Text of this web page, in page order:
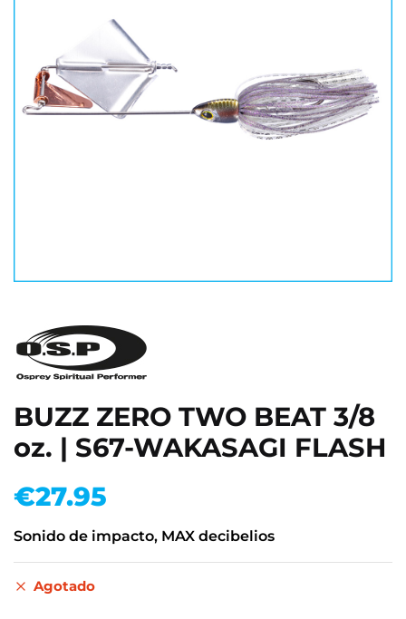
BUZZ ZERO TWO BEAT 3/8
oz. | S67-WAKASAGI FLASH
€27.95
Sonido de impacto, MAX decibelios
Agotado